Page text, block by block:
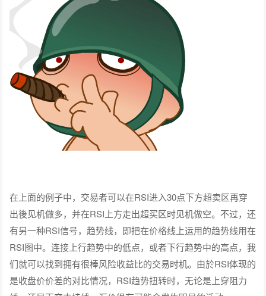
在上面的例子中，交易者可以在RSI进入30点下方超卖区再穿
出後见机做多，并在RSI上方走出超买区时见机做空。不过，还
有另一种RSI信号，趋势线，即把在价格线上运用的趋势线用在
RSI图中。连接上行趋势中的低点，或者下行趋势中的高点，我
们就可以找到拥有很棒风险收益比的交易时机。由於RSI体现的
是收盘价价差的对比情况，RSI趋势扭转时，无论是上穿阻力
线，还是下穿支持线，汇价很有可能会发生明显的活动。
外汇学习∶将RSI突破趋势线作为入场出场的信号